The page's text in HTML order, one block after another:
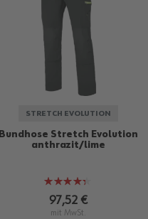
STRETCH EVOLUTION
Bundhose Stretch Evolution
anthrazit/lime
Bewertung:
86%
97,52 €
mit MwSt.